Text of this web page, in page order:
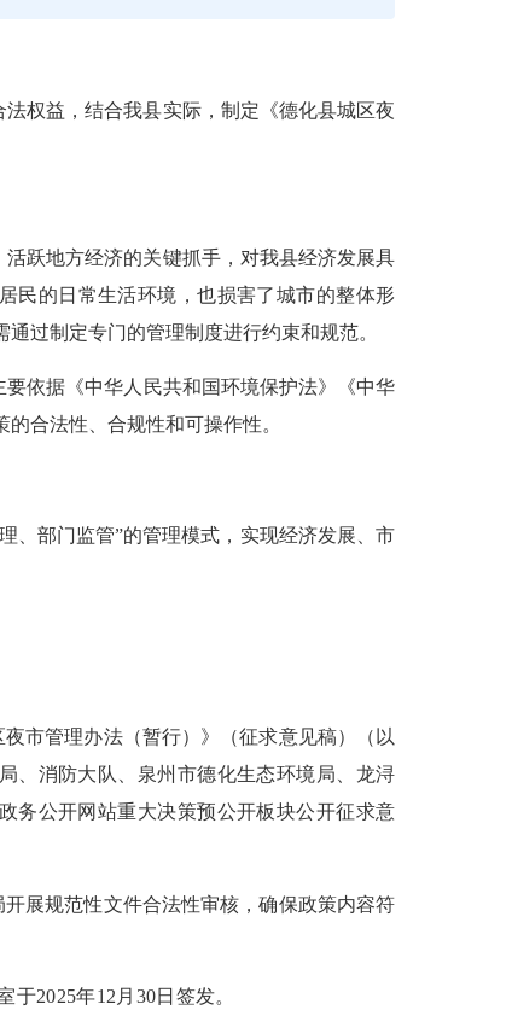
权益，结合我县实际，制定《德化县城区夜
跃地方经济的关键抓手，对我县经济发展具
民的日常生活环境，也损害了城市的整体形
过制定专门的管理制度进行约束和规范。
依据《中华人民共和国环境保护法》《中华
合法性、合规性和可操作性。
、部门监管”的管理模式，实现经济发展、市
市管理办法（暂行）》（征求意见稿）（以
、消防大队、泉州市德化生态环境局、龙浔
务公开网站重大决策预公开板块公开征求意
展规范性文件合法性审核，确保政策内容符
2025年12月30日签发。